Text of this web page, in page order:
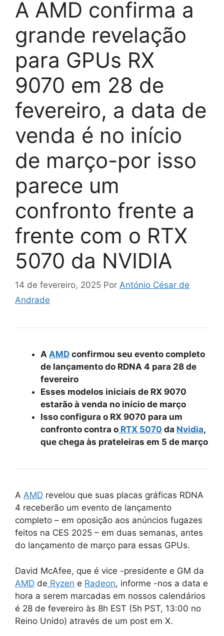
A AMD confirma a
grande revelação
para GPUs RX
9070 em 28 de
fevereiro, a data de
venda é no início
de março-por isso
parece um
confronto frente a
frente com o RTX
5070 da NVIDIA
14 de fevereiro, 2025 Por António César de
Andrade
A AMD confirmou seu evento completo
de lançamento do RDNA 4 para 28 de
fevereiro
Esses modelos iniciais de RX 9070
estarão à venda no início de março
Isso configura o RX 9070 para um
confronto contra o RTX 5070 da Nvidia,
que chega às prateleiras em 5 de março
A AMD revelou que suas placas gráficas RDNA
4 receberão um evento de lançamento
completo – em oposição aos anúncios fugazes
feitos na CES 2025 – em duas semanas, antes
do lançamento de março para essas GPUs.
David McAfee, que é vice -presidente e GM da
AMD de Ryzen e Radeon, informe -nos a data e
hora a serem marcadas em nossos calendários
é 28 de fevereiro às 8h EST (5h PST, 13:00 no
Reino Unido) através de um post em X.